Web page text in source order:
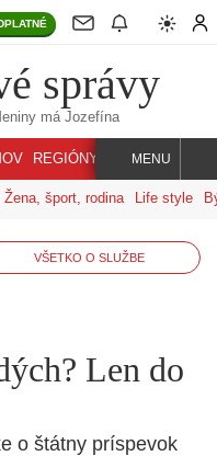
správy
má Jozefína
REGIÓNY INDEX SVET
MENU
Žena, šport, rodina Life style
VŠETKO O SLUŽBE
Len do
o štátny príspevok